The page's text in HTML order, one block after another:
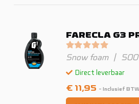
FARECLA G3
Gewaardeerd0
Snow foam | 500
Direct leverbaar
€11,95 - Inclusief BTW